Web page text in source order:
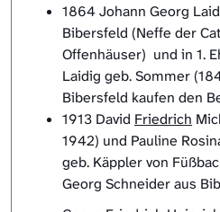
1864 Johann Georg
Bibersfeld (Neffe der
Offenhäuser) und in 1.
Laidig geb. Sommer
Bibersfeld kaufen den
1913 David Friedrich
1942) und Pauline
geb. Käppler von
Georg Schneider aus